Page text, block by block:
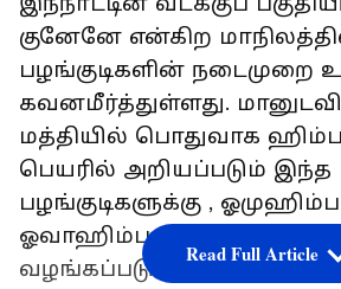
குனேனே என்கிற
பழங்குடிகளின் நடைமுறை
கவனமீர்த்துள்ளது.
மத்தியில் பொதுவாக
பெயரில் அறியப்படும் இந்த
பழங்குடிகளுக்கு ,
ஓவாஹிம்பா என்கிற
வழங்கப்படுகின்றன.
Read Full Article